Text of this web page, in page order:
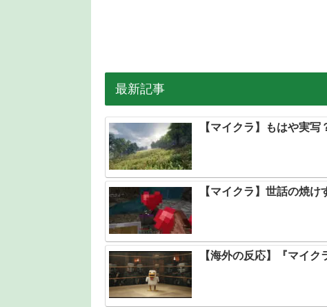
最新記事
【マイクラ】もはや実
【マイクラ】世話の焼
【海外の反応】『マイ